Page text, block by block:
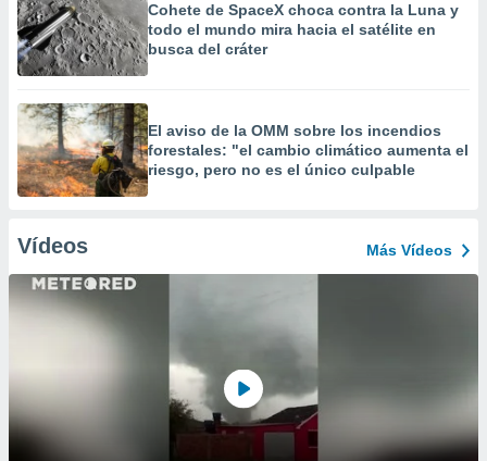
Cohete de SpaceX choca contra la Luna y
todo el mundo mira hacia el satélite en
busca del cráter
El aviso de la OMM sobre los incendios
forestales: "el cambio climático aumenta el
riesgo, pero no es el único culpable
Vídeos Más Vídeos